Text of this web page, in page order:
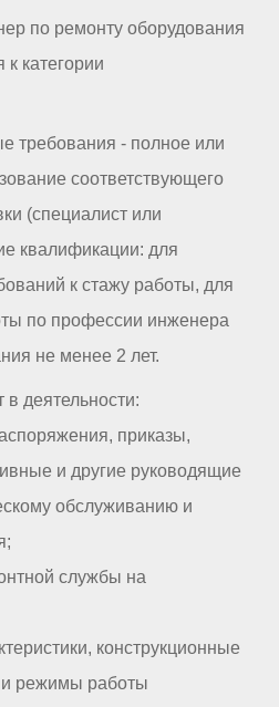
по ремонту оборудования
к категории
требования - полное или
соответствующего
(специалист или
квалификации: для
к стажу работы, для
по профессии инженера
не менее 2 лет.
в деятельности:
приказы,
и другие руководящие
обслуживанию и
службы на
конструкционные
и режимы работы